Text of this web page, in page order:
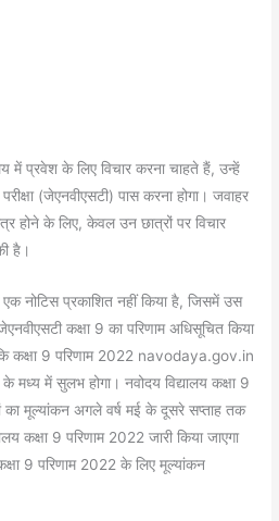
में प्रवेश के लिए विचार करना चाहते हैं, उन्हें
(जेएनवीएसटी) पास करना होगा। जवाहर
होने के लिए, केवल उन छात्रों पर विचार
है।
नोटिस प्रकाशित नहीं किया है, जिसमें उस
कक्षा 9 का परिणाम अधिसूचित किया
कक्षा 9 परिणाम 2022 navodaya.gov.in
मध्य में सुलभ होगा। नवोदय विद्यालय कक्षा 9
का मूल्यांकन अगले वर्ष मई के दूसरे सप्ताह तक
कक्षा 9 परिणाम 2022 जारी किया जाएगा
9 परिणाम 2022 के लिए मूल्यांकन